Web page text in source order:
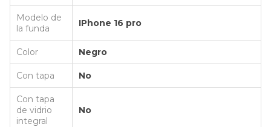
Modelo de
la funda
IPhone 16 pro
Color Negro
Con tapa No
Con tapa
de vidrio
integral
No